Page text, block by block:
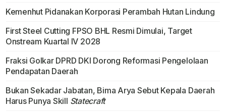
Kemenhut Pidanakan Korporasi Perambah Hutan Lindung
First Steel Cutting FPSO BHL Resmi Dimulai, Target
Onstream Kuartal IV 2028
Fraksi Golkar DPRD DKI Dorong Reformasi Pengelolaan
Pendapatan Daerah
Bukan Sekadar Jabatan, Bima Arya Sebut Kepala Daerah
Harus Punya Skill Statecraft